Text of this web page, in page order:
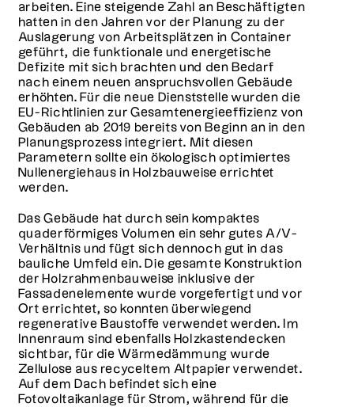
arbeiten. Eine steigende Zahl an Beschäftigten
hatten in den Jahren vor der Planung zu der
Auslagerung von Arbeitsplätzen in Container
geführt, die funktionale und energetische
Defizite mit sich brachten und den Bedarf
nach einem neuen anspruchsvollen Gebäude
erhöhten. Für die neue Dienststelle wurden die
EU-Richtlinien zur Gesamtenergieeffizienz von
Gebäuden ab 2019 bereits von Beginn an in den
Planungsprozess integriert. Mit diesen
Parametern sollte ein ökologisch optimiertes
Nullenergiehaus in Holzbauweise errichtet
werden.
Das Gebäude hat durch sein kompaktes
quaderförmiges Volumen ein sehr gutes A/V-
Verhältnis und fügt sich dennoch gut in das
bauliche Umfeld ein. Die gesamte Konstruktion
der Holzrahmenbauweise inklusive der
Fassadenelemente wurde vorgefertigt und vor
Ort errichtet, so konnten überwiegend
regenerative Baustoffe verwendet werden. Im
Innenraum sind ebenfalls Holzkastendecken
sichtbar, für die Wärmedämmung wurde
Zellulose aus recyceltem Altpapier verwendet.
Auf dem Dach befindet sich eine
Fotovoltaikanlage für Strom, während für die